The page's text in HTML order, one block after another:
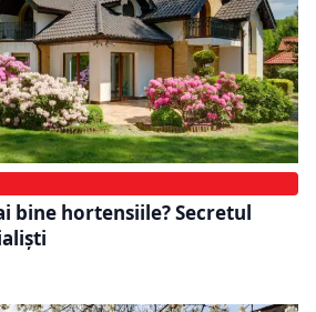
bine hortensiile? Secretul